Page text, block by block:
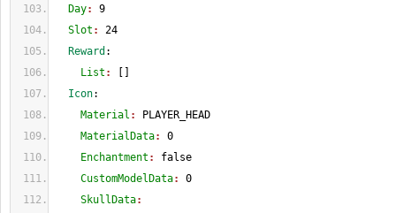
Day: 9
Slot : 24
Reward :
List :
Icon:
Material :
PLAYER_HEAD
MaterialData: 0
Enchantment : false
CustomModelData: 0
SkullData